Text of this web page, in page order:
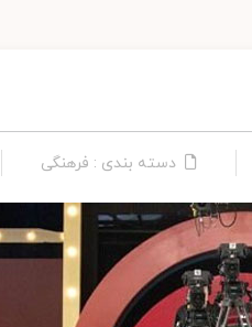
دسته بندی : فرهنگی